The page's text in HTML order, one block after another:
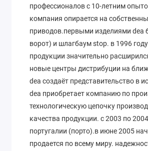
профессионалов с 10-летним
компания опирается на
приводов.первыми изделиями dea
ворот) и шлагбаум stop. в 1996
продукции значительно
новые центры дистрибуции на
dea создаёт представительство в
dea приобретает компанию по
технологическую цепочку
качества продукции. с 2003 по
португалии (порто).в июне 2005
продается по всему миру.